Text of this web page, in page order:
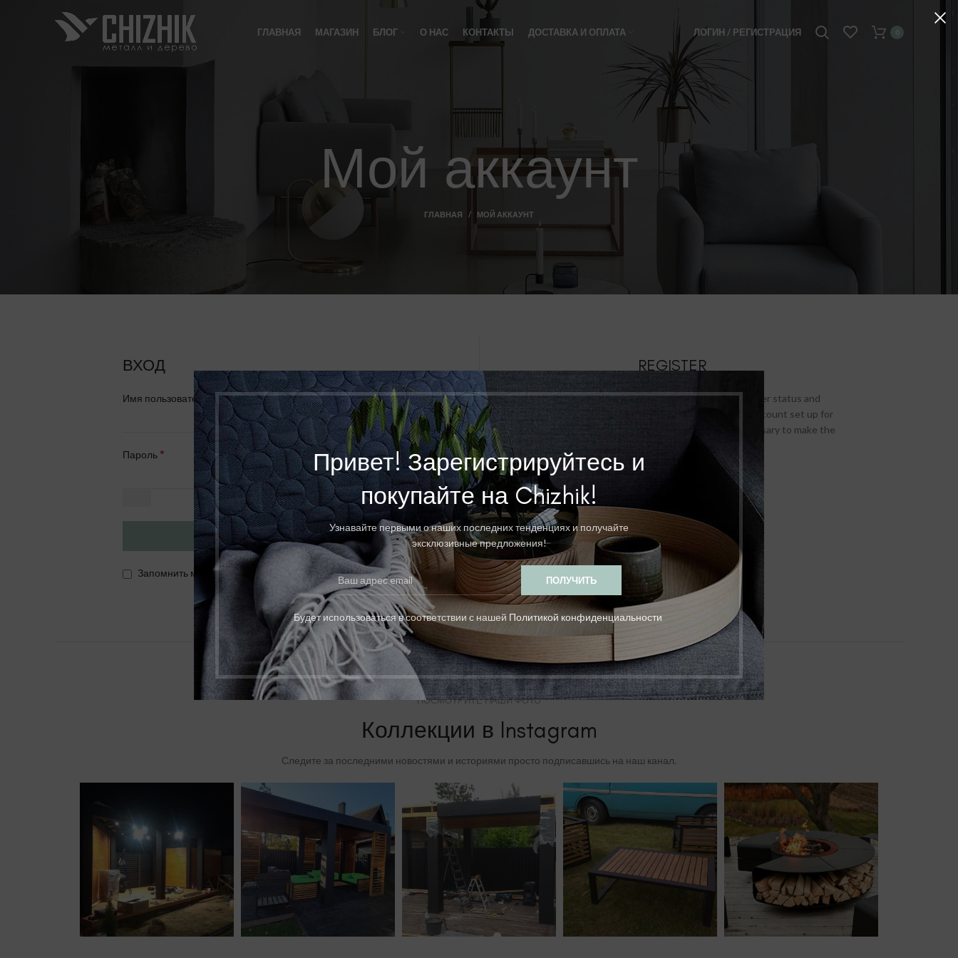
Привет! Зарегистрируйтесь и
покупайте на Chizhik!
Узнавайте первыми о наших последних тенденциях и получайте
эксклюзивные предложения!
Будет использоваться в соответствии с нашей Политикой конфиденциальности
ГЛАВНАЯ МАГАЗИН БЛОГ О НАС КОНТАКТЫ ДОСТАВКА И ОПЛАТА ЛОГИН / РЕГИСТРАЦИЯ 0
Мой аккаунт
ГЛАВНАЯ МОЙ АККАУНТ
ВХОД
Имя пользователя или Email*
Пароль *
ВОЙТИ
Забыли пароль?
Запомнить меня
REGISTER
Registering for this site allows you to access your order status and
history. Just fill in the fields below, and we'll get a new account set up for
you in no time. We will only ask you for information necessary to make the
ПОСМОТРИТЕ НАШИ ФОТО
Коллекции в Instagram
Следите за последними новостями и историями просто подписавшись на наш канал.